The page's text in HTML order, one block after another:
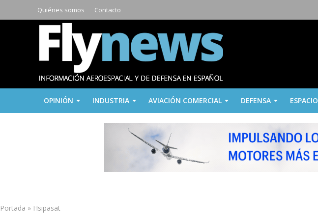
Quiénes somos Contacto
OPINIÓN INDUSTRIA AVIACIÓN COMERCIAL DEFENSA ESPACIO
Portada » Hsipasat